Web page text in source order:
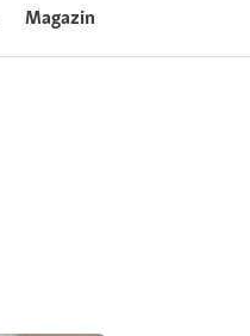
Magazin